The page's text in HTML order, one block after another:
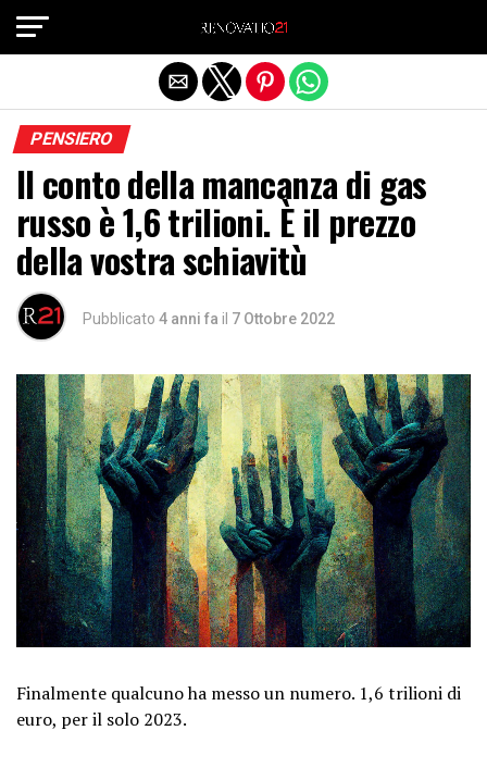
PENSIERO
Il conto della mancanza di gas
russo è 1,6 trilioni. È il prezzo
della vostra schiavitù
Pubblicato 4 anni fa il 7 Ottobre 2022
Finalmente qualcuno ha messo un numero. 1,6 trilioni di
euro, per il solo 2023.
Exit mobile version